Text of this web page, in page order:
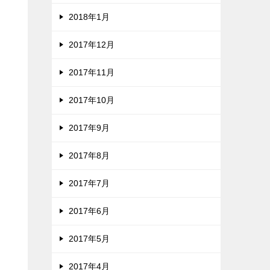
2018年1月
2017年12月
2017年11月
2017年10月
2017年9月
2017年8月
2017年7月
2017年6月
2017年5月
2017年4月